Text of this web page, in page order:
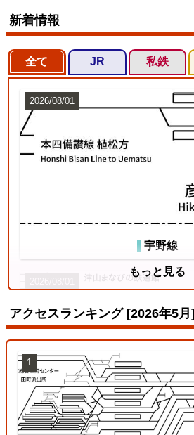
新着情報
全て JR 私鉄
宇野線
2026/08/01
姫新線
もっと見る
アクセスランキング [2026年5月]
1